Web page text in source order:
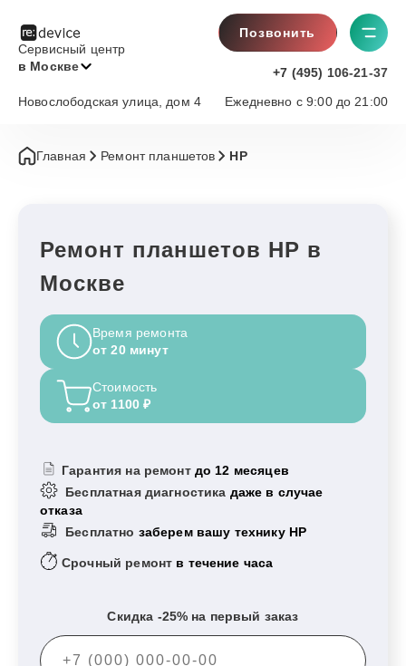
Сервисный центр
в Москве
Позвонить
+7 (495) 106-21-37
Ежедневно с 9:00 до 21:00
Новослободская улица, дом 4
Главная Ремонт планшетов HP
Ремонт планшетов HP в
Москве
Время ремонта
от 20 минут
Стоимость
от 1100 ₽
Гарантия на ремонт до 12 месяцев
Бесплатная диагностика даже в случае
отказа
Бесплатно заберем вашу технику HP
Срочный ремонт в течение часа
Скидка -25% на первый заказ